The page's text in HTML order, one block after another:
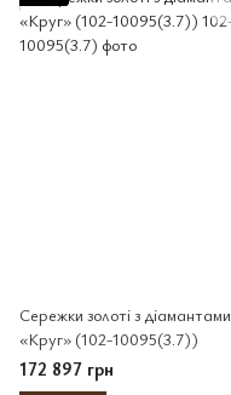
Сережки золоті з діамантами
«Круг» (102-10095(3.7))
172 897 грн